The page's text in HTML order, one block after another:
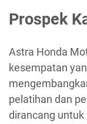
Prospek
Astra Honda
kesempatan
pelatihan dan
dirancang